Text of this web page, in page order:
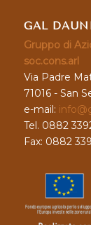
GAL
Gruppo di
soc.cons.arl
Via Padre
71016 - San
e-mail:
Tel. 0882
Fax: 0882